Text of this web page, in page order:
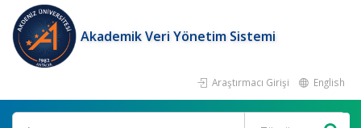
Akademik Veri Yönetim Sistemi
Araştırmacı Girişi English
Ara